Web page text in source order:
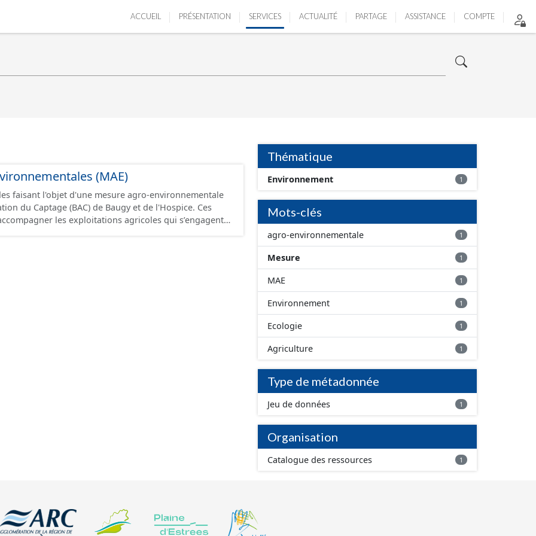
ACCUEIL PRÉSENTATION SERVICES ACTUALITÉ PARTAGE ASSISTANCE COMPTE
(MAE)
faisant l'objet d'une mesure agro-environnementale
du Captage (BAC) de Baugy et de l'Hospice. Ces
les exploitations agricoles qui s’engagent
Thématique
Environnement 1
Mots-clés
agro-environnementale 1
Mesure 1
MAE 1
Environnement 1
Ecologie 1
Agriculture 1
Type de métadonnée
Jeu de données 1
Organisation
Catalogue des ressources 1